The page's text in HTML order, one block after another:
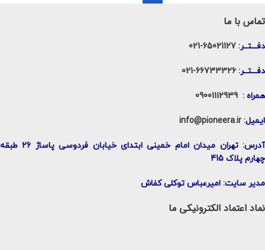
تماس با ما
دفـــتــر: 65021127-021
دفـــتــر: 66733326-021
همراه : 09001112939
ایمیل: info@pioneera.ir
آدرس: تهران میدان امام خمینی ابتدای خیابان فردوسی پاساژ 26 طبقه
چهارم پلاک 415
مدیر سایت: امیرعباس توکلی کفاش
نماد اعتماد الکترونیکی ما